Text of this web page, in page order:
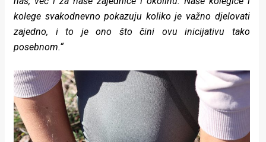
kolege svakodnevno pokazuju koliko je važno djelovati
zajedno, i to je ono što čini ovu inicijativu tako
posebnom.“